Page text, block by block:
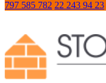
797 585 782 22 243 94 23